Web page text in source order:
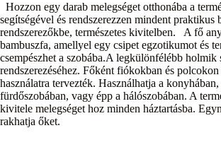
Hozzon egy darab melegséget otthonába a
segítségével és rendszerezzen mindent praktikus
rendszerezőkbe, természetes kivitelben. A fő
bambuszfa, amellyel egy csipet egzotikumot és
csempészhet a szobába.A legkülönfélébb holmik
rendszerezéséhez. Főként fiókokban és
használatra tervezték. Használhatja a konyhában,
fürdőszobában, vagy épp a hálószobában. A
kivitele melegséget hoz minden háztartásba.
rakhatja őket.